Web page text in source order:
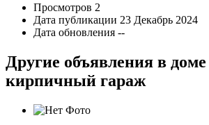
Просмотров 2
Дата публикации 23 Декабрь 2024
Дата обновления --
Другие объявления в доме
кирпичный гараж